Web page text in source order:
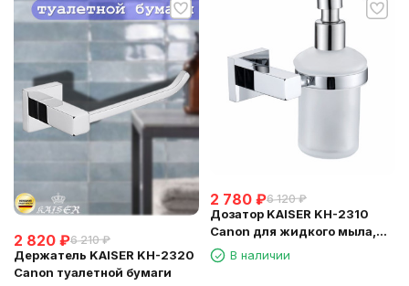
2 820 ₽6 210 ₽
Держатель KAISER KH-2320
Canon туалетной бумаги
2 780 ₽6 120 ₽
Дозатор KAISER KH-2310
Canon для жидкого мыла,
настенный
В наличии